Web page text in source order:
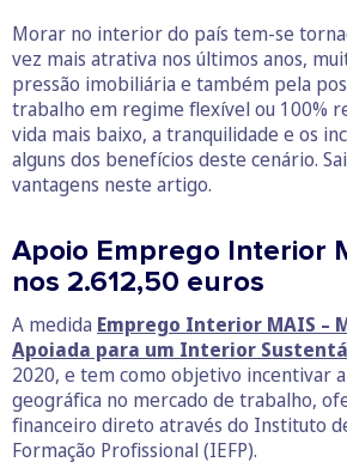
Morar no interior do país tem-se
vez mais atrativa nos últimos anos,
pressão imobiliária e também pela
trabalho em regime flexível ou 100%
vida mais baixo, a tranquilidade e os
alguns dos benefícios deste cenário.
vantagens neste artigo.
Apoio Emprego Interior
nos 2.612,50 euros
A medida Emprego Interior MAIS –
Apoiada para um Interior
2020, e tem como objetivo incentivar
geográfica no mercado de trabalho,
financeiro direto através do Instituto
Formação Profissional (IEFP).